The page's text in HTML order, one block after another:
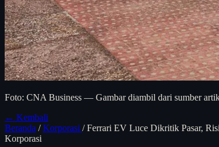
Foto: CNA Business — Gambar diambil dari sumber
← Kembali
Beranda / Korporasi / Ferrari EV Luce Dikritik Pasar,
Korporasi